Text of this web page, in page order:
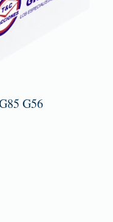
G56